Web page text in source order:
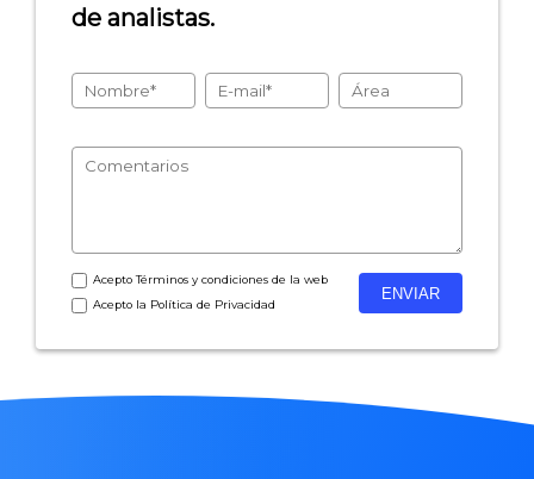
- Encuestas de recursos humanos
- Inteligencia artificial
- Marketing y encuestas
de analistas.
AceptoTérminos y condicionesde la web
Acepto la Política de Privacidad